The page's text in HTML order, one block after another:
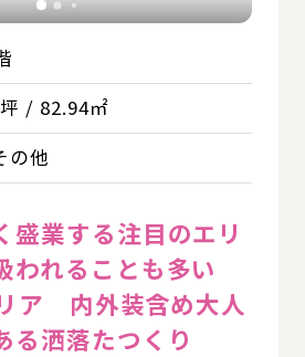
/ 82.94㎡
の他
盛業する注目のエリ
れることも多い
ア 内外装含め大人
る洒落たつくり